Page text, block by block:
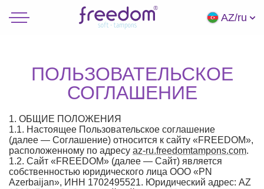
AZ/ru
ПОЛЬЗОВАТЕЛЬСКОЕ
СОГЛАШЕНИЕ
1. ОБЩИЕ ПОЛОЖЕНИЯ
1.1. Настоящее Пользовательское соглашение
(далее — Соглашение) относится к сайту «FREEDOM»,
расположенному по адресу az-ru.freedomtampons.com.
1.2. Сайт «FREEDOM» (далее — Сайт) является
собственностью юридического лица ООО «PN
Azerbaijan», ИНН 1702495521. Юридический адрес: AZ